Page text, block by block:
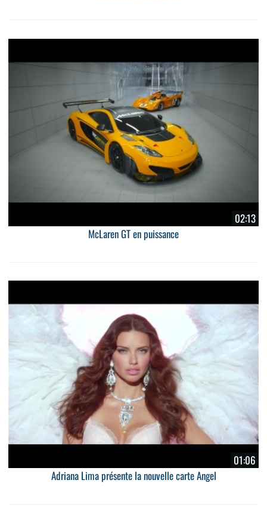
02:13
McLaren GT en puissance
01:06
Adriana Lima présente la nouvelle carte Angel